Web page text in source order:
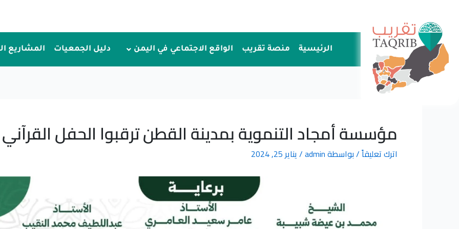
المحتوى
الرئيسية منصة تقريب الواقع الاجتماعي في اليمن دليل الجمعيات المشاريع
مؤسسة أمجاد التنموية بمدينة القطن ترقبوا الحفل القرآني
اترك تعليقاً/ بواسطةadmin
/يناير 25, 2024